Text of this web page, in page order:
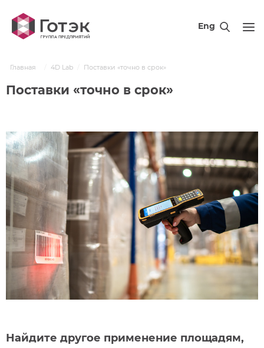
Eng
Главная 4D Lab Поставки «точно в срок»
Поставки «точно в срок»
Найдите другое применение площадям,